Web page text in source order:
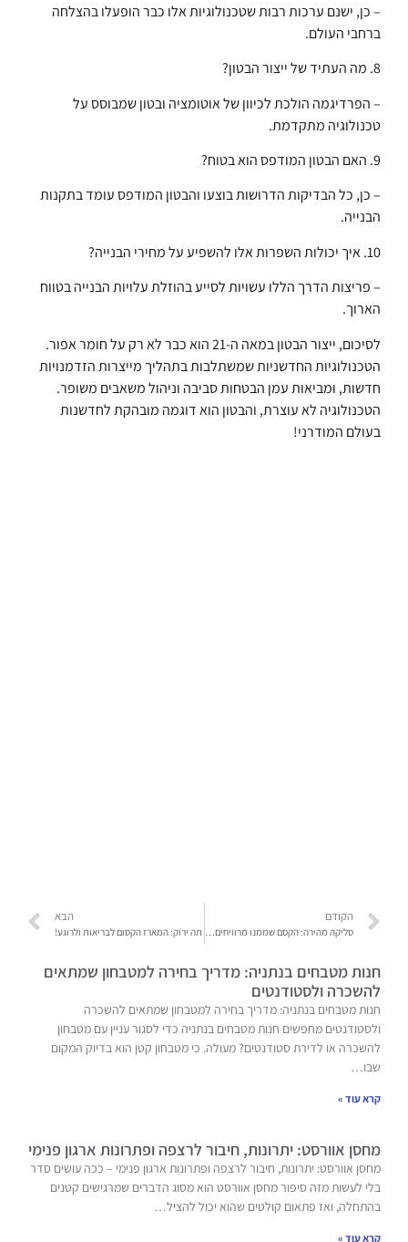
– כן, ישנם ערכות רבות שטכנולוגיות אלו כבר הופעלו בהצלחה
ברחבי העולם.
8. מה העתיד של ייצור הבטון?
– הפרדיגמה הולכת לכיוון של אוטומציה ובטון שמבוסס על
טכנולוגיה מתקדמת.
9. האם הבטון המודפס הוא בטוח?
– כן, כל הבדיקות הדרושות בוצעו והבטון המודפס עומד בתקנות
הבנייה.
10. איך יכולות השפרות אלו להשפיע על מחירי הבנייה?
– פריצות הדרך הללו עשויות לסייע בהוזלת עלויות הבנייה בטווח
הארוך.
לסיכום, ייצור הבטון במאה ה-21 הוא כבר לא רק על חומר אפור.
הטכנולוגיות החדשניות שמשתלבות בתהליך מייצרות הזדמנויות
חדשות, ומביאות עמן הבטחות סביבה וניהול משאבים משופר.
הטכנולוגיה לא עוצרת, והבטון הוא דוגמה מובהקת לחדשנות
בעולם המודרני!
הקודם
סליקה מהירה: הקסם שממנו מרוויחים כולם!
הבא
תה ירוק: המארז הקסום לבריאות ולרוגע!
חנות מטבחים בנתניה: מדריך בחירה למטבחון שמתאים
להשכרה ולסטודנטים
חנות מטבחים בנתניה: מדריך בחירה למטבחון שמתאים להשכרה
ולסטודנטים מחפשים חנות מטבחים בנתניה כדי לסגור עניין עם מטבחון
להשכרה או לדירת סטודנטים? מעולה. כי מטבחון קטן הוא בדיוק המקום
שבו…
קרא עוד »
מחסן אוורסט: יתרונות, חיבור לרצפה ופתרונות ארגון פנימי
מחסן אוורסט: יתרונות, חיבור לרצפה ופתרונות ארגון פנימי – ככה עושים סדר
בלי לעשות מזה סיפור מחסן אוורסט הוא מסוג הדברים שמרגישים קטנים
בהתחלה, ואז פתאום קולטים שהוא יכול להציל…
קרא עוד »